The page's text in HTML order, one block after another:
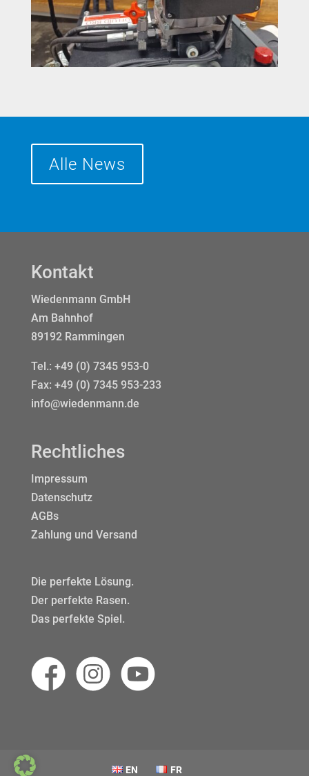
Alle News
Kontakt
Wiedenmann GmbH
Am Bahnhof
89192 Rammingen
Tel.: +49 (0) 7345 953-0
Fax: +49 (0) 7345 953-233
info@wiedenmann.de
Rechtliches
Impressum
Datenschutz
AGBs
Zahlung und Versand
Die perfekte Lösung.
Der perfekte Rasen.
Das perfekte Spiel.
EN FR